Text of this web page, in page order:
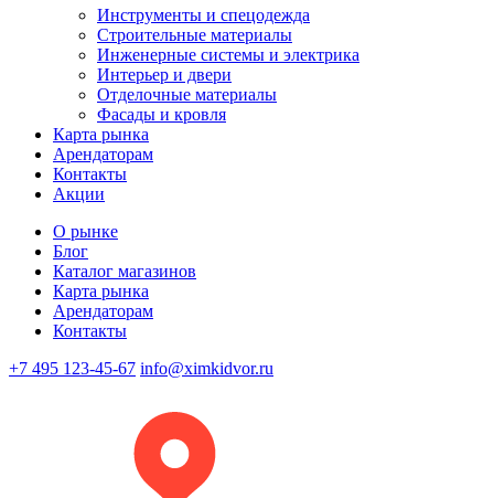
Инструменты и спецодежда
Строительные материалы
Инженерные системы и электрика
Интерьер и двери
Отделочные материалы
Фасады и кровля
Карта рынка
Арендаторам
Контакты
Акции
О рынке
Блог
Каталог магазинов
Карта рынка
Арендаторам
Контакты
+7 495 123-45-67 info@ximkidvor.ru